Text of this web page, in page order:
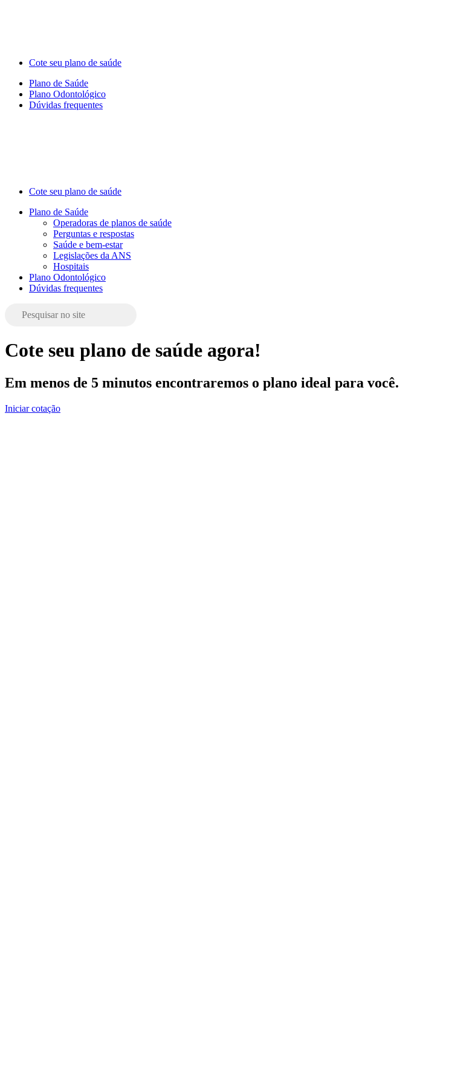
Cote seu plano de saúde
Plano de Saúde
Plano Odontológico
Dúvidas frequentes
Cote seu plano de saúde
Plano de Saúde
Operadoras de planos de saúde
Perguntas e respostas
Saúde e bem-estar
Legislações da ANS
Hospitais
Plano Odontológico
Dúvidas frequentes
Cote seu plano de saúde agora!
Em menos de 5 minutos encontraremos o plano ideal para você.
Iniciar cotação